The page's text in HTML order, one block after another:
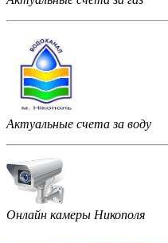
Актуальные счета за воду
Онлайн камеры Никополя